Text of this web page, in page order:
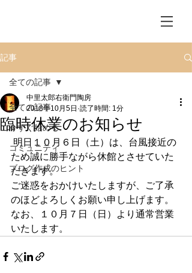
記事
全ての記事
今すぐ始める
コミュニティ
ブログ作成のヒント
全ての記事
臨時休業のお知らせ
中里太郎右衛門陶房
2018年10月5日 読了時間: 1分
ため誠に勝手ながら休館とさせていた
だきます。
ご迷惑をおかけいたしますが、ご了承
のほどよろしくお願い申し上げます。
なお、１０月７日（日）より通常営業
いたします。